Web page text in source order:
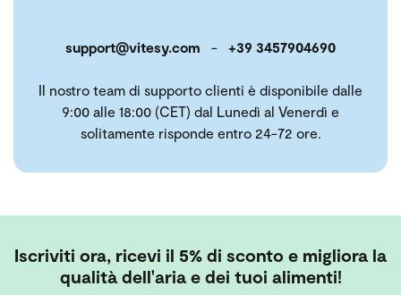
support@vitesy.com - +39 3457904690
Il nostro team di supporto clienti è disponibile dalle
9:00 alle 18:00 (CET) dal Lunedì al Venerdì e
solitamente risponde entro 24-72 ore.
Iscriviti ora, ricevi il 5% di sconto e migliora la
qualità dell'aria e dei tuoi alimenti!